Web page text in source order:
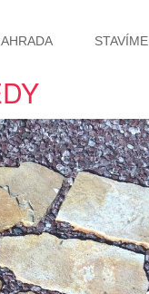
STAVÍME